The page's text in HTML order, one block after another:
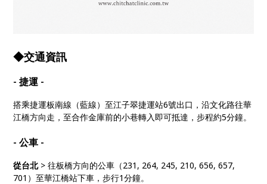
◆交通資訊
- 捷運 -
搭乘捷運板南線（藍線）至江子翠捷運站6號出口，沿文化路往華
江橋方向走，至合作金庫前的小巷轉入即可抵達，步程約5分鐘。
- 公車 -
從台北> 往板橋方向的公車（231, 264, 245, 210, 656, 657,
701）至華江橋站下車，步行1分鐘。